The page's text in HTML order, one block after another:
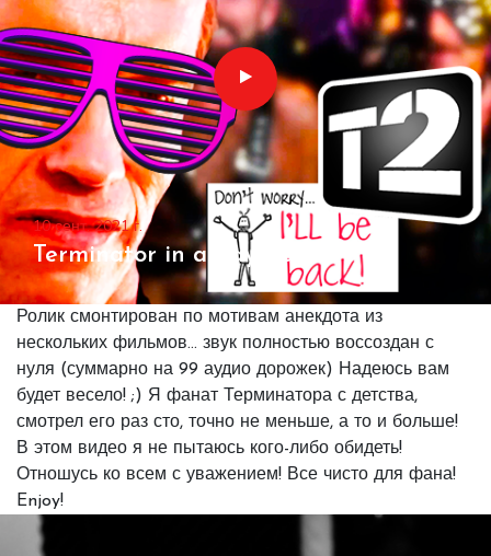
10 сент. 2021 г.
Terminator in a gay club
Ролик смонтирован по мотивам анекдота из
нескольких фильмов... звук полностью воссоздан с
нуля (суммарно на 99 аудио дорожек) Надеюсь вам
будет весело! ;) Я фанат Терминатора с детства,
смотрел его раз сто, точно не меньше, а то и больше!
В этом видео я не пытаюсь кого-либо обидеть!
Отношусь ко всем с уважением! Все чисто для фана!
Enjoy!